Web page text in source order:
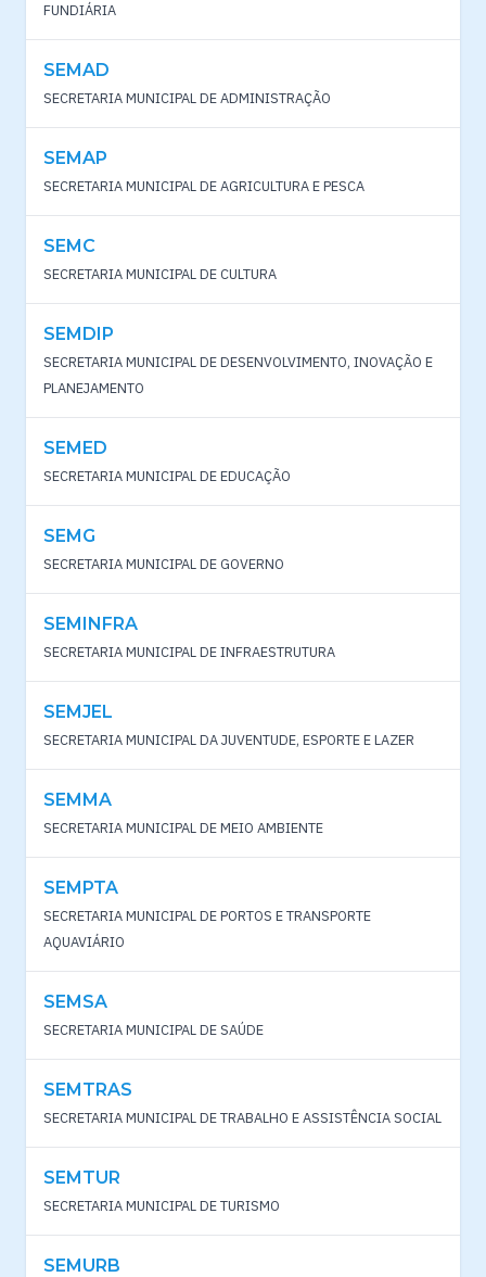
FUNDIÁRIA
SEMAD
SECRETARIA MUNICIPAL DE ADMINISTRAÇÃO
SEMAP
SECRETARIA MUNICIPAL DE AGRICULTURA E PESCA
SEMC
SECRETARIA MUNICIPAL DE CULTURA
SEMDIP
SECRETARIA MUNICIPAL DE DESENVOLVIMENTO, INOVAÇÃO E
PLANEJAMENTO
SEMED
SECRETARIA MUNICIPAL DE EDUCAÇÃO
SEMG
SECRETARIA MUNICIPAL DE GOVERNO
SEMINFRA
SECRETARIA MUNICIPAL DE INFRAESTRUTURA
SEMJEL
SECRETARIA MUNICIPAL DA JUVENTUDE, ESPORTE E LAZER
SEMMA
SECRETARIA MUNICIPAL DE MEIO AMBIENTE
SEMPTA
SECRETARIA MUNICIPAL DE PORTOS E TRANSPORTE
AQUAVIÁRIO
SEMSA
SECRETARIA MUNICIPAL DE SAÚDE
SEMTRAS
SECRETARIA MUNICIPAL DE TRABALHO E ASSISTÊNCIA SOCIAL
SEMTUR
SECRETARIA MUNICIPAL DE TURISMO
SEMURB